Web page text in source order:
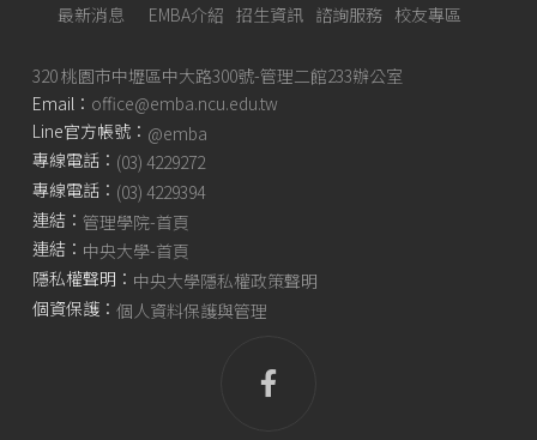
最新消息 EMBA介紹 招生資訊 諮詢服務 校友專區
320 桃園市中壢區中大路300號-管理二館233辦公室
Email： office@emba.ncu.edu.tw
Line官方帳號： @emba
專線電話： (03) 4229272
專線電話： (03) 4229394
連結： 管理學院-首頁
連結： 中央大學-首頁
隱私權聲明： 中央大學隱私權政策聲明
個資保護： 個人資料保護與管理